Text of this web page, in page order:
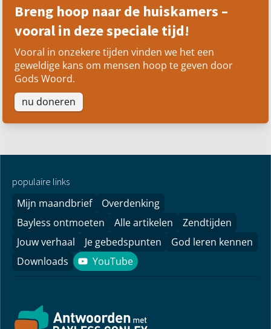
Breng hoop naar de huiskamers –
vooral in deze speciale tijd!
Vooral in onzekere tijden vinden we het een
geweldige kans om mensen hoop te geven door
Gods Woord.
nu doneren
populaire links
Mijn maandbrief
Overdenking
Bayless ontmoeten
Alle artikelen
Zendtijden
Jouw verhaal
Je gebedspunten
God leren kennen
Downloads
YouTube
YouTube